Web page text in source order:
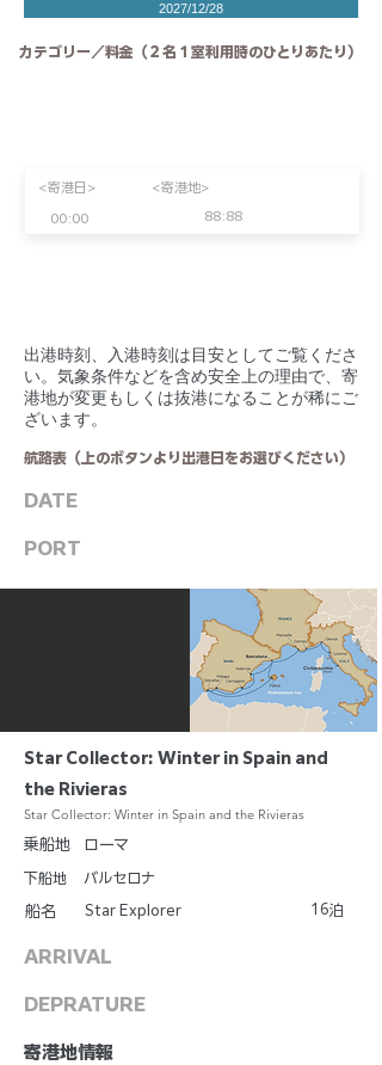
<寄港日>
00:00 88:88
<寄港地>
2027/12/28
カテゴリー／料金（２名１室利用時のひとりあたり）
​出港時刻、入港時刻は目安としてご覧くださ
い。気象条件などを含め安全上の理由で、寄
港地が変更もしくは抜港になることが稀にご
ざいます。
航路表（上のボタンより出港日をお選びください）
DATE
PORT
Star Collector: Winter in Spain and
the Rivieras
Star Collector: Winter in Spain and the Rivieras
乗船地
下船地
船名
ローマ
バルセロナ
Star Explorer 16泊
ARRIVAL
DEPRATURE
​寄港地情報